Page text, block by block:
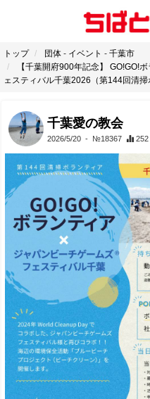
トップ 団体 - イベント - 千葉市
【千葉開府900年記念】 GO!GO!
ェスティバル千葉2026（第144回清掃
千葉愛の教会
2026/5/20 - №18367 252